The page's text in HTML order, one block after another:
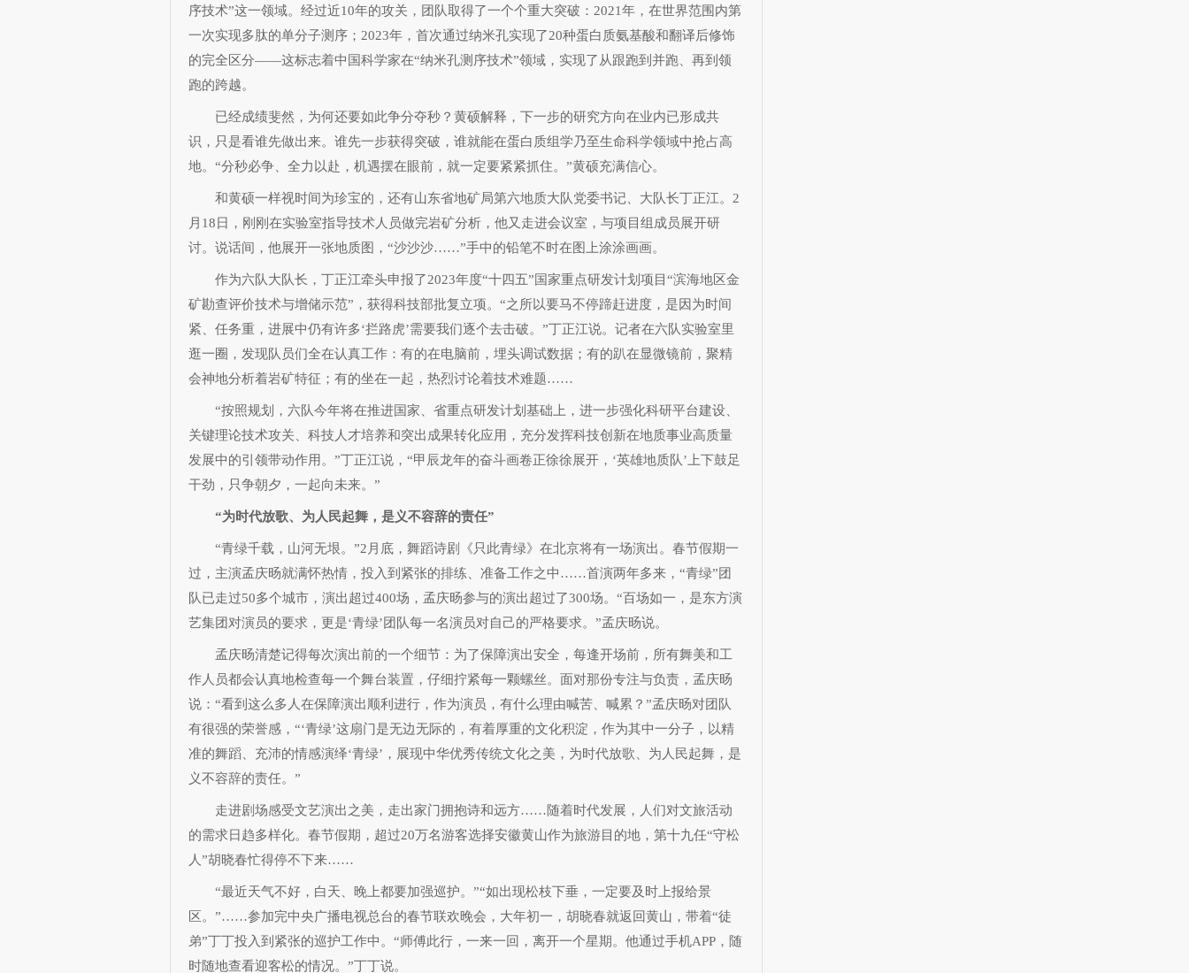
序技术”这一领域。经过近10年的攻关，团队取得了一个个重大突破：2021年，在世界范围内第
一次实现多肽的单分子测序；2023年，首次通过纳米孔实现了20种蛋白质氨基酸和翻译后修饰
的完全区分——这标志着中国科学家在“纳米孔测序技术”领域，实现了从跟跑到并跑、再到领
跑的跨越。
已经成绩斐然，为何还要如此争分夺秒？黄硕解释，下一步的研究方向在业内已形成共
识，只是看谁先做出来。谁先一步获得突破，谁就能在蛋白质组学乃至生命科学领域中抢占高
地。“分秒必争、全力以赴，机遇摆在眼前，就一定要紧紧抓住。”黄硕充满信心。
和黄硕一样视时间为珍宝的，还有山东省地矿局第六地质大队党委书记、大队长丁正江。2
月18日，刚刚在实验室指导技术人员做完岩矿分析，他又走进会议室，与项目组成员展开研
讨。说话间，他展开一张地质图，“沙沙沙……”手中的铅笔不时在图上涂涂画画。
作为六队大队长，丁正江牵头申报了2023年度“十四五”国家重点研发计划项目“滨海地区金
矿勘查评价技术与增储示范”，获得科技部批复立项。“之所以要马不停蹄赶进度，是因为时间
紧、任务重，进展中仍有许多‘拦路虎’需要我们逐个去击破。”丁正江说。记者在六队实验室里
逛一圈，发现队员们全在认真工作：有的在电脑前，埋头调试数据；有的趴在显微镜前，聚精
会神地分析着岩矿特征；有的坐在一起，热烈讨论着技术难题……
“按照规划，六队今年将在推进国家、省重点研发计划基础上，进一步强化科研平台建设、
关键理论技术攻关、科技人才培养和突出成果转化应用，充分发挥科技创新在地质事业高质量
发展中的引领带动作用。”丁正江说，“甲辰龙年的奋斗画卷正徐徐展开，‘英雄地质队’上下鼓足
干劲，只争朝夕，一起向未来。”
“为时代放歌、为人民起舞，是义不容辞的责任”
“青绿千载，山河无垠。”2月底，舞蹈诗剧《只此青绿》在北京将有一场演出。春节假期一
过，主演孟庆旸就满怀热情，投入到紧张的排练、准备工作之中……首演两年多来，“青绿”团
队已走过50多个城市，演出超过400场，孟庆旸参与的演出超过了300场。“百场如一，是东方演
艺集团对演员的要求，更是‘青绿’团队每一名演员对自己的严格要求。”孟庆旸说。
孟庆旸清楚记得每次演出前的一个细节：为了保障演出安全，每逢开场前，所有舞美和工
作人员都会认真地检查每一个舞台装置，仔细拧紧每一颗螺丝。面对那份专注与负责，孟庆旸
说：“看到这么多人在保障演出顺利进行，作为演员，有什么理由喊苦、喊累？”孟庆旸对团队
有很强的荣誉感，“‘青绿’这扇门是无边无际的，有着厚重的文化积淀，作为其中一分子，以精
准的舞蹈、充沛的情感演绎‘青绿’，展现中华优秀传统文化之美，为时代放歌、为人民起舞，是
义不容辞的责任。”
走进剧场感受文艺演出之美，走出家门拥抱诗和远方……随着时代发展，人们对文旅活动
的需求日趋多样化。春节假期，超过20万名游客选择安徽黄山作为旅游目的地，第十九任“守松
人”胡晓春忙得停不下来……
“最近天气不好，白天、晚上都要加强巡护。”“如出现松枝下垂，一定要及时上报给景
区。”……参加完中央广播电视总台的春节联欢晚会，大年初一，胡晓春就返回黄山，带着“徒
弟”丁丁投入到紧张的巡护工作中。“师傅此行，一来一回，离开一个星期。他通过手机APP，随
时随地查看迎客松的情况。”丁丁说。